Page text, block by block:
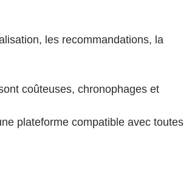
les recommandations, la
coûteuses, chronophages et
plateforme compatible avec toutes